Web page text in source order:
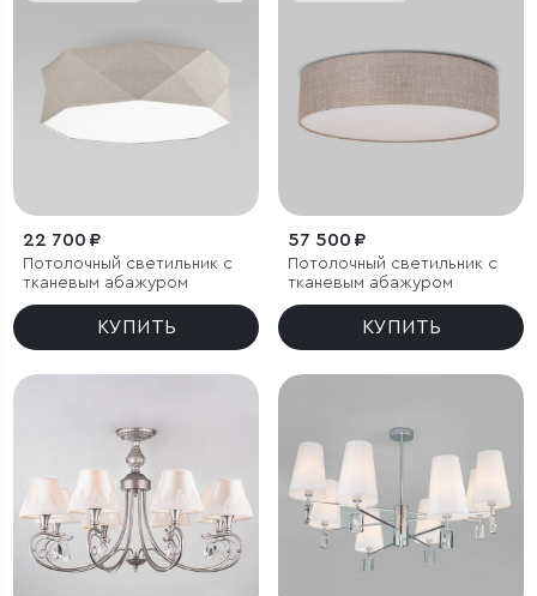
22 700 ₽
Потолочный светильник с
тканевым абажуром
КУПИТЬ
57 500 ₽
Потолочный светильник с
тканевым абажуром
КУПИТЬ